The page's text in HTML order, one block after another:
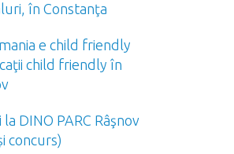
în Constanţa
e child friendly
child friendly în
DINO PARC Râşnov
concurs)